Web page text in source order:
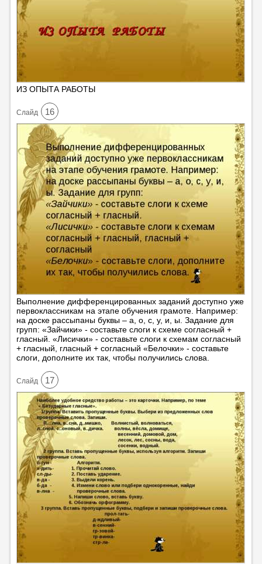
ИЗ ОПЫТА РАБОТЫ
Cлайд 16
Выполнение дифференцированных заданий доступно уже
первоклассникам на этапе обучения грамоте. Например:
на доске рассыпаны буквы – а, о, c, у, и, ы. Задание для
групп: «Зайчики» - составьте слоги к схеме согласный +
гласный. «Лисички» - составьте слоги к схемам согласный
+ гласный, гласный + согласный «Белочки» - составьте
слоги, дополните их так, чтобы получились слова.
Cлайд 17